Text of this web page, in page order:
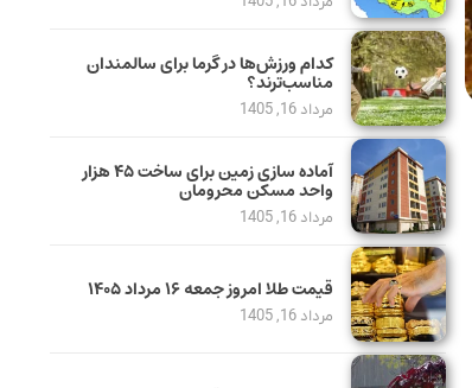
کدام ورزش‌ها در گرما برای سالمندان
مناسب‌ترند؟
مرداد 16, 1405
آماده سازی زمین برای ساخت ۴۵ هزار
واحد مسکن محرومان
مرداد 16, 1405
قیمت طلا امروز جمعه ۱۶ مرداد ۱۴۰۵
مرداد 16, 1405